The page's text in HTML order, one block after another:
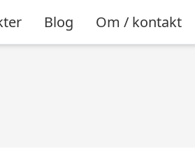
Blog Om / kontakt